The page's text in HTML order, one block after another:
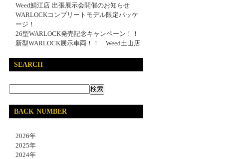
Weed鯖江店 出張展示会開催のお知らせ
WARLOCKコンプリートモデル限定パッケ
ージ！
26型WARLOCK発売記念キャンペーン！！
新型WARLOCK展示車両！！ Weed土山店
SEARCH
BACK NUMBER
2026年
2025年
2024年